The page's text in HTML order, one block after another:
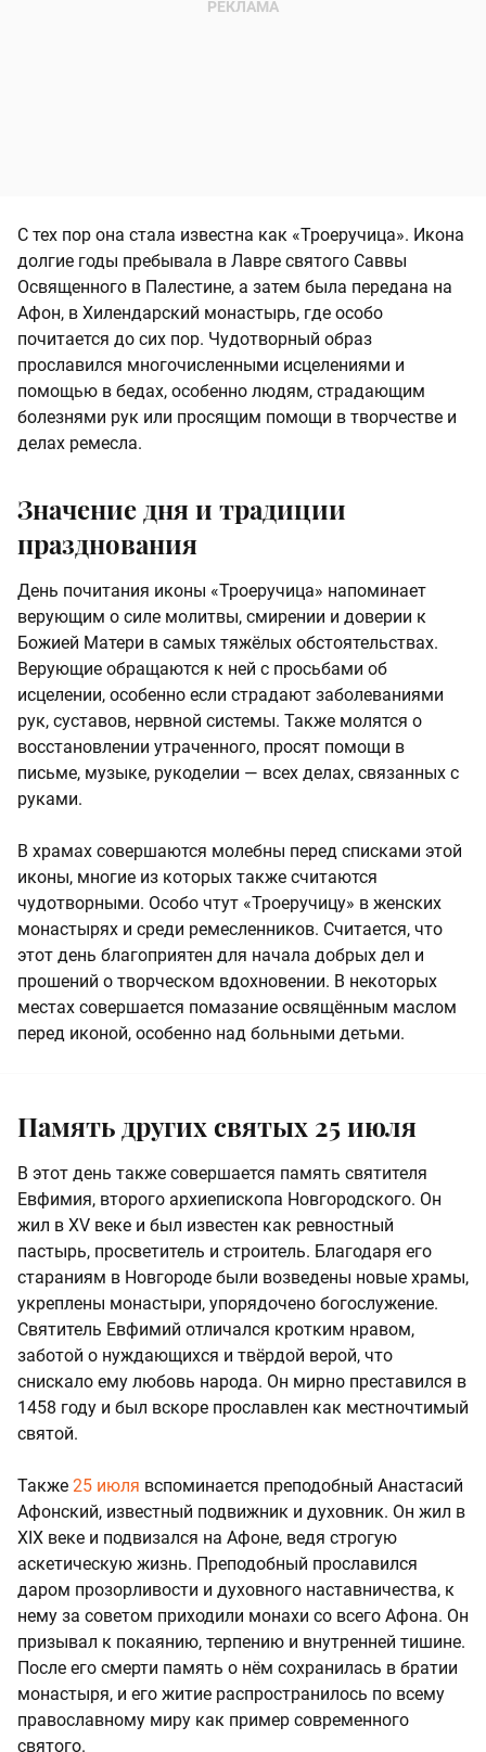
С тех пор она стала известна как «Троеручица». Икона
долгие годы пребывала в Лавре святого Саввы
Освященного в Палестине, а затем была передана на
Афон, в Хилендарский монастырь, где особо
почитается до сих пор. Чудотворный образ
прославился многочисленными исцелениями и
помощью в бедах, особенно людям, страдающим
болезнями рук или просящим помощи в творчестве и
делах ремесла.
Значение дня и традиции
празднования
День почитания иконы «Троеручица» напоминает
верующим о силе молитвы, смирении и доверии к
Божией Матери в самых тяжёлых обстоятельствах.
Верующие обращаются к ней с просьбами об
исцелении, особенно если страдают заболеваниями
рук, суставов, нервной системы. Также молятся о
восстановлении утраченного, просят помощи в
письме, музыке, рукоделии — всех делах, связанных с
руками.
В храмах совершаются молебны перед списками этой
иконы, многие из которых также считаются
чудотворными. Особо чтут «Троеручицу» в женских
монастырях и среди ремесленников. Считается, что
этот день благоприятен для начала добрых дел и
прошений о творческом вдохновении. В некоторых
местах совершается помазание освящённым маслом
перед иконой, особенно над больными детьми.
Память других святых 25 июля
В этот день также совершается память святителя
Евфимия, второго архиепископа Новгородского. Он
жил в XV веке и был известен как ревностный
пастырь, просветитель и строитель. Благодаря его
стараниям в Новгороде были возведены новые храмы,
укреплены монастыри, упорядочено богослужение.
Святитель Евфимий отличался кротким нравом,
заботой о нуждающихся и твёрдой верой, что
снискало ему любовь народа. Он мирно преставился в
1458 году и был вскоре прославлен как местночтимый
святой.
Также 25 июля вспоминается преподобный Анастасий
Афонский, известный подвижник и духовник. Он жил в
XIX веке и подвизался на Афоне, ведя строгую
аскетическую жизнь. Преподобный прославился
даром прозорливости и духовного наставничества, к
нему за советом приходили монахи со всего Афона. Он
призывал к покаянию, терпению и внутренней тишине.
После его смерти память о нём сохранилась в братии
монастыря, и его житие распространилось по всему
православному миру как пример современного
святого.